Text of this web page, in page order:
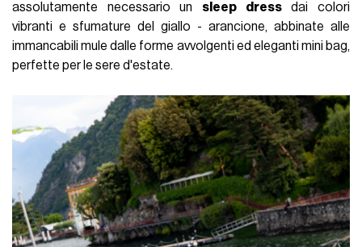
assolutamente necessario un sleep dressdai colori
vibranti e sfumature del giallo - arancione, abbinate alle
immancabili mule dalle forme avvolgenti ed eleganti mini bag,
perfette per le sere d'estate.